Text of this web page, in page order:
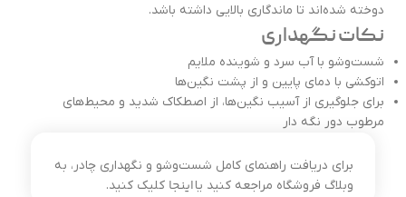
دوخته شده‌اند تا ماندگاری بالایی داشته باشد.
نکات نگهداری
شست‌وشو با آب سرد و شوینده ملایم
اتوکشی با دمای پایین و از پشت نگین‌ها
برای جلوگیری از آسیب نگین‌ها، از اصطکاک شدید و محیط‌های
مرطوب دور نگه دار
برای دریافت راهنمای کامل شست‌وشو و نگهداری چادر، به
وبلاگ فروشگاه مراجعه کنید یااینجا کلیک کنید.